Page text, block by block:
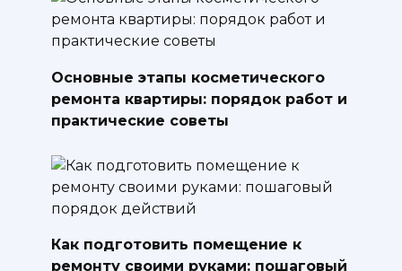
Основные этапы косметического
ремонта квартиры: порядок работ и
практические советы
Как подготовить помещение к
ремонту своими руками: пошаговый